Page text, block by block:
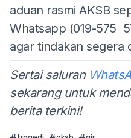
aduan rasmi AKSB
Whatsapp (019-575
agar tindakan segera
Sertai saluran
sekarang untuk
berita terkini!